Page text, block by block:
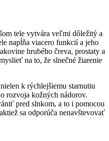
tele vytvára veľmi dôležitý a
napĺňa viacero funkcií a jeho
hrubého čreva, prostaty a
na to, že slnečné žiarenie
k rýchlejšiemu starnutiu
rozvoja kožných nádorov.
pred slnkom, a to i pomocou
sa odporúča nenavštevovať